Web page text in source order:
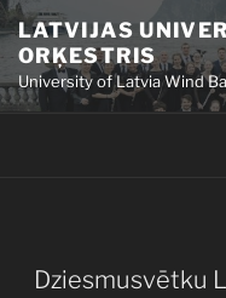
Doties
uz
saturu
LATVIJAS
ORĶESTRIS
University of Latvia Wind
PUBLICĒTS
Dziesmusvētku